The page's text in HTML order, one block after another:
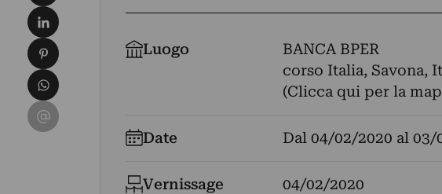
Luogo
BANCA BPER
corso Italia, Savona,
(Clicca qui per la
Date Dal 04/02/2020 al 03/
Vernissage
04/02/2020
Condividi su LinkedIn
Condividi su Pinterest
Condividi su WhatsApp
Condividi su Email